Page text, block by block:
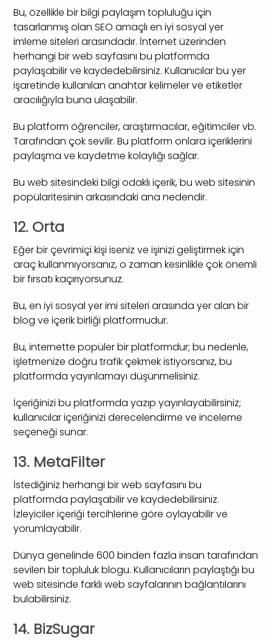
Bu, özellikle bir bilgi paylaşım topluluğu için
tasarlanmış olan SEO amaçlı en iyi sosyal yer
imleme siteleri arasındadır. İnternet üzerinden
herhangi bir web sayfasını bu platformda
paylaşabilir ve kaydedebilirsiniz. Kullanıcılar bu yer
işaretinde kullanılan anahtar kelimeler ve etiketler
aracılığıyla buna ulaşabilir.
Bu platform öğrenciler, araştırmacılar, eğitimciler vb.
Tarafından çok sevilir. Bu platform onlara içeriklerini
paylaşma ve kaydetme kolaylığı sağlar.
Bu web sitesindeki bilgi odaklı içerik, bu web sitesinin
popülaritesinin arkasındaki ana nedendir.
12. Orta
Eğer bir çevrimiçi kişi iseniz ve işinizi geliştirmek için
araç kullanmıyorsanız, o zaman kesinlikle çok önemli
bir fırsatı kaçırıyorsunuz.
Bu, en iyi sosyal yer imi siteleri arasında yer alan bir
blog ve içerik birliği platformudur.
Bu, internette popüler bir platformdur; bu nedenle,
işletmenize doğru trafik çekmek istiyorsanız, bu
platformda yayınlamayı düşünmelisiniz.
İçeriğinizi bu platformda yazıp yayınlayabilirsiniz;
kullanıcılar içeriğinizi derecelendirme ve inceleme
seçeneği sunar.
13. MetaFilter
İstediğiniz herhangi bir web sayfasını bu
platformda paylaşabilir ve kaydedebilirsiniz.
İzleyiciler içeriği tercihlerine göre oylayabilir ve
yorumlayabilir.
Dünya genelinde 600 binden fazla insan tarafından
sevilen bir topluluk blogu. Kullanıcıların paylaştığı bu
web sitesinde farklı web sayfalarının bağlantılarını
bulabilirsiniz.
14. BizSugar